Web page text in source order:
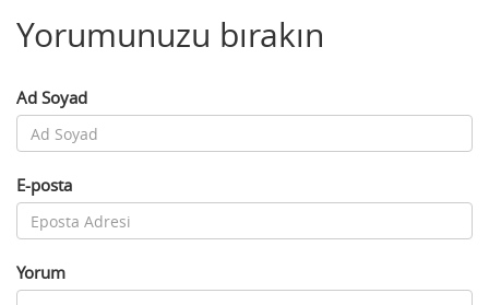
Yorumunuzu bırakın
Ad Soyad
E-posta
Yorum